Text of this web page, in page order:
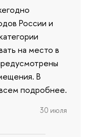
России и
на место в
В
подробнее.
30 июля